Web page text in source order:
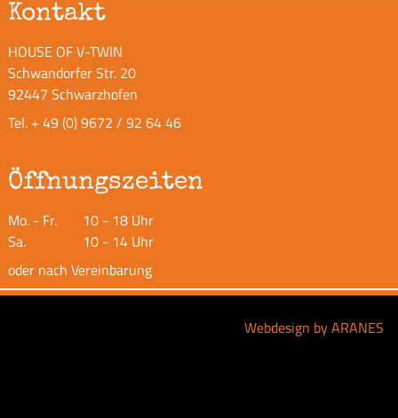
Kontakt
HOUSE OF V-TWIN
Schwandorfer Str. 20
92447 Schwarzhofen
Tel. + 49 (0) 9672 / 92 64 46
Öffnungszeiten
Mo. - Fr.
10 - 18 Uhr
Sa.
10 - 14 Uhr
oder nach Vereinbarung
Webdesign by ARANES